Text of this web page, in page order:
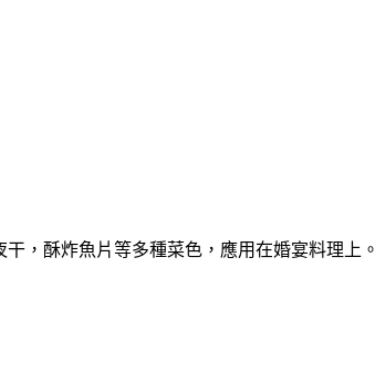
，酥炸魚片等多種菜色，應用在婚宴料理上。